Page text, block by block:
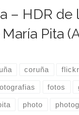
– HDR de
Pita
coruña flickr
fotos
photo